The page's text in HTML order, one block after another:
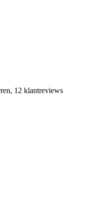
12 klantreviews